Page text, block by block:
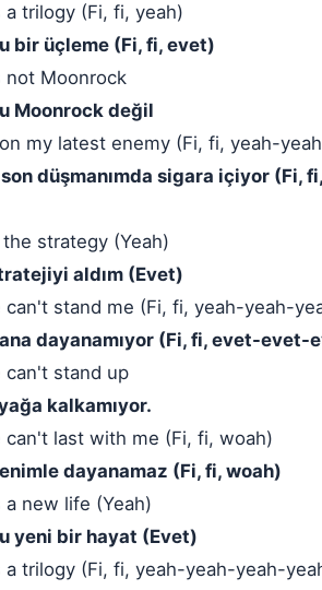
a trilogy (Fi, fi, yeah)
bir üçleme (Fi, fi, evet)
not Moonrock
Moonrock değil
my latest enemy (Fi, fi, yeah-
düşmanımda sigara içiyor (Fi,
strategy (Yeah)
aldım (Evet)
can't stand me (Fi, fi, yeah-yeah-
dayanamıyor (Fi, fi, evet-
can't stand up
kalkamıyor.
can't last with me (Fi, fi, woah)
dayanamaz (Fi, fi, woah)
a new life (Yeah)
yeni bir hayat (Evet)
a trilogy (Fi, fi, yeah-yeah-yeah-